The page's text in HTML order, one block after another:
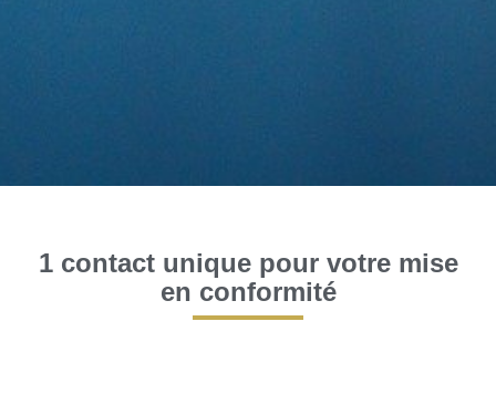
1 contact unique pour votre mise
en conformité